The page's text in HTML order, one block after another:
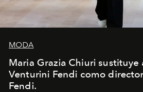
MODA
Maria Grazia Chiuri sustituye
Venturini Fendi como
Fendi.